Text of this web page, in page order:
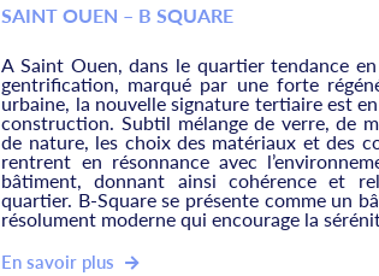
SAINT OUEN – B SQUARE
A Saint Ouen, dans le quartier tendance
gentrification, marqué par une forte
urbaine, la nouvelle signature tertiaire est
construction. Subtil mélange de verre, de
de nature, les choix des matériaux et des
rentrent en résonnance avec
bâtiment, donnant ainsi cohérence et
quartier. B-Square se présente comme un
résolument moderne qui encourage la
En savoir plus